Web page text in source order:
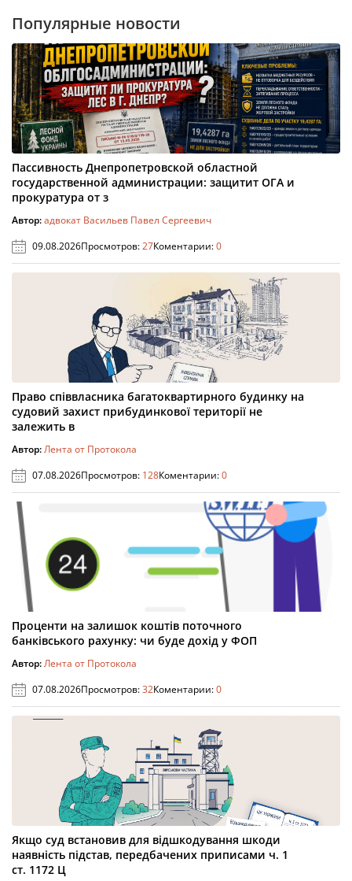
Популярные новости
Пассивность Днепропетровской областной
государственной администрации: защитит ОГА и
прокуратура от з
Автор:адвокат Васильев Павел Сергеевич
09.08.2026Просмотров:27Коментарии:0
Право співвласника багатоквартирного будинку на
судовий захист прибудинкової території не
залежить в
Автор:Лента от Протокола
07.08.2026Просмотров: 128Коментарии:0
Проценти на залишок коштів поточного
банківського рахунку: чи буде дохід у ФОП
Автор:Лента от Протокола
07.08.2026Просмотров:32Коментарии:0
Якщо суд встановив для відшкодування шкоди
наявність підстав, передбачених приписами ч. 1
ст. 1172 Ц